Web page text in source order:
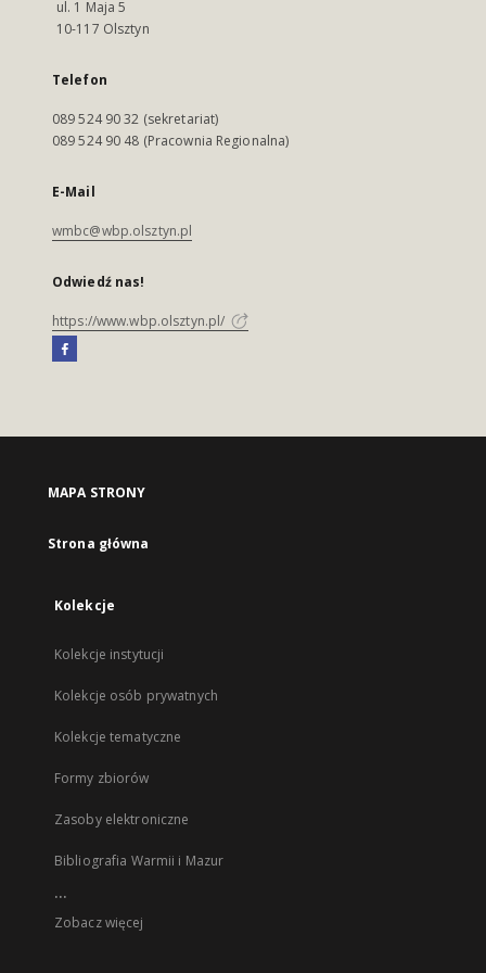
ul. 1 Maja 5
10-117 Olsztyn
Telefon
089 524 90 32 (sekretariat)
089 524 90 48 (Pracownia Regionalna)
E-Mail
wmbc@wbp.olsztyn.pl
Odwiedź nas!
https://www.wbp.olsztyn.pl/
MAPA STRONY
Strona główna
Kolekcje
Kolekcje instytucji
Kolekcje osób prywatnych
Kolekcje tematyczne
Formy zbiorów
Zasoby elektroniczne
Bibliografia Warmii i Mazur
...
Zobacz więcej